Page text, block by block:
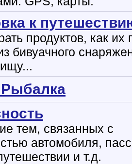
к
продуктов, как их
бивуачного
тем, связанных с
автомобиля,
и т.д.